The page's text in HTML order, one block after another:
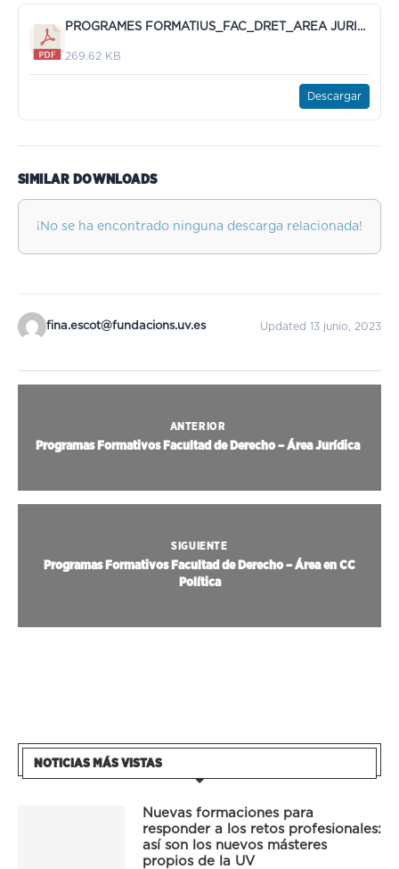
PROGRAMES FORMATIUS_FAC_DRET_AREA JURIDICA_V.pdf
269.62 KB
Descargar
SIMILAR DOWNLOADS
¡No se ha encontrado ninguna descarga relacionada!
fina.escot@fundacions.uv.es Updated 13 junio, 2023
ANTERIOR
Programas Formativos Facultad de Derecho – Área Jurídica
SIGUIENTE
Programas Formativos Facultad de Derecho – Área en CC
Política
NOTICIAS MÁS VISTAS
Nuevas formaciones para
responder a los retos profesionales:
así son los nuevos másteres
propios de la UV